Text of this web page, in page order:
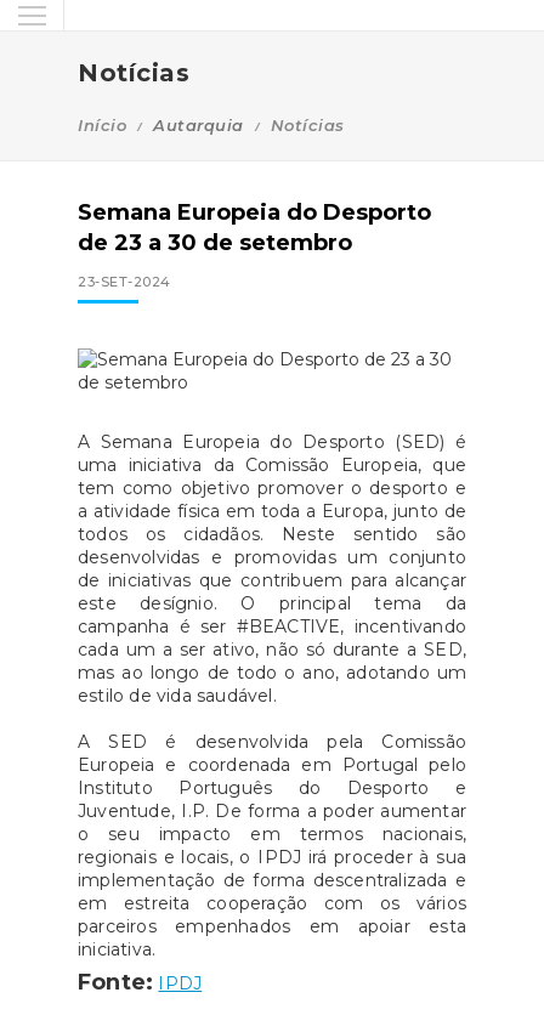
Notícias
Início Autarquia Notícias
Semana Europeia do Desporto
de 23 a 30 de setembro
23-SET-2024
A Semana Europeia do Desporto (SED) é
uma iniciativa da Comissão Europeia, que
tem como objetivo promover o desporto e
a atividade física em toda a Europa, junto de
todos os cidadãos. Neste sentido são
desenvolvidas e promovidas um conjunto
de iniciativas que contribuem para alcançar
este desígnio. O principal tema da
campanha é ser #BEACTIVE, incentivando
cada um a ser ativo, não só durante a SED,
mas ao longo de todo o ano, adotando um
estilo de vida saudável.
A SED é desenvolvida pela Comissão
Europeia e coordenada em Portugal pelo
Instituto Português do Desporto e
Juventude, I.P. De forma a poder aumentar
o seu impacto em termos nacionais,
regionais e locais, o IPDJ irá proceder à sua
implementação de forma descentralizada e
em estreita cooperação com os vários
parceiros empenhados em apoiar esta
iniciativa.
Fonte: IPDJ